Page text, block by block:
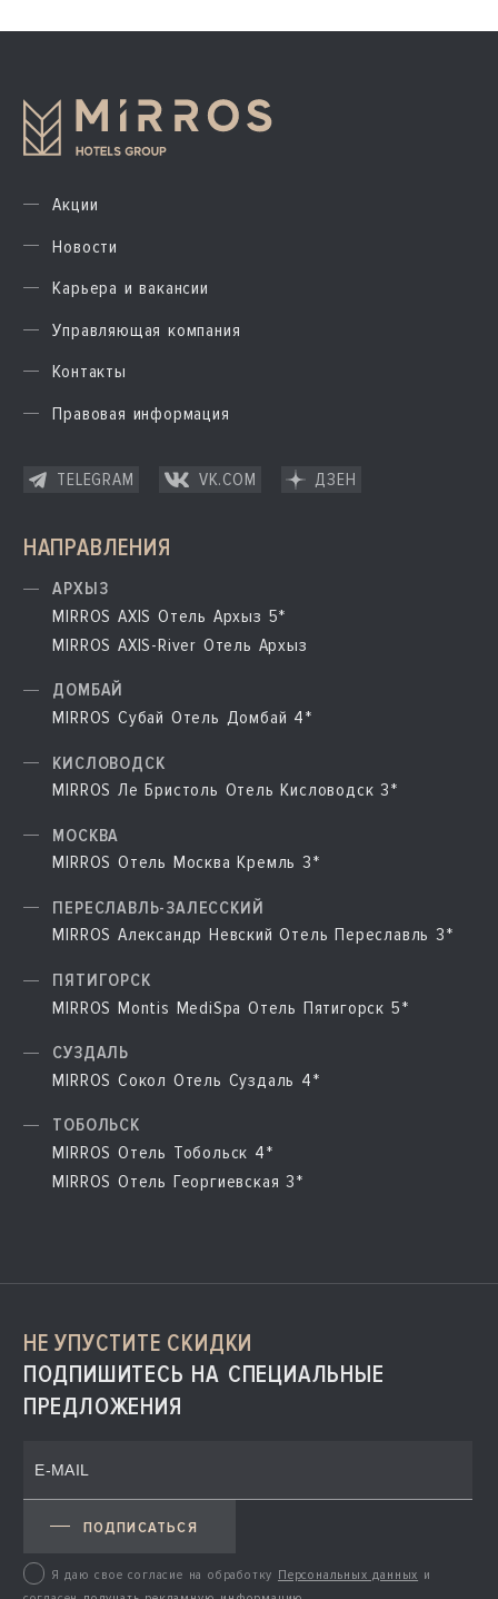
НЕ УПУСТИТЕ СКИДКИ
ПОДПИШИТЕСЬ НА СПЕЦИАЛЬНЫЕ
ПРЕДЛОЖЕНИЯ
ПОДПИСАТЬСЯ
Я даю свое согласие на обработку Персональных данных и
Акции
Новости
Карьера и вакансии
Управляющая компания
Контакты
Правовая информация
TELEGRAM VK.COM ДЗЕН
НАПРАВЛЕНИЯ
АРХЫЗ
MIRROS AXIS Отель Архыз 5*
MIRROS AXIS-River Отель Архыз
ДОМБАЙ
MIRROS Субай Отель Домбай 4*
КИСЛОВОДСК
MIRROS Ле Бристоль Отель Кисловодск 3*
МОСКВА
MIRROS Отель Москва Кремль 3*
ПЕРЕСЛАВЛЬ-ЗАЛЕССКИЙ
MIRROS Александр Невский Отель Переславль 3*
ПЯТИГОРСК
MIRROS Montis MediSpa Отель Пятигорск 5*
СУЗДАЛЬ
MIRROS Сокол Отель Суздаль 4*
ТОБОЛЬСК
MIRROS Отель Тобольск 4*
MIRROS Отель Георгиевская 3*